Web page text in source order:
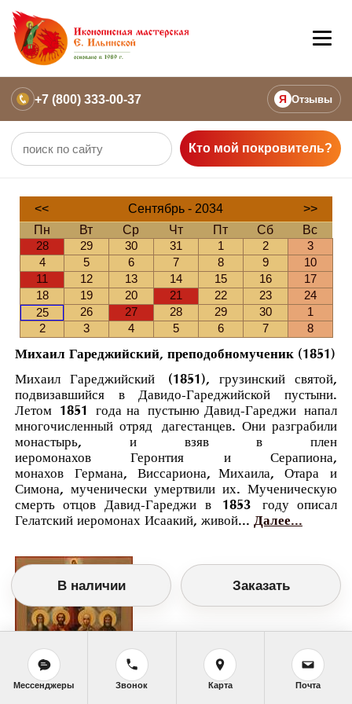
+7 (800) 333-00-37 Я Отзывы
Кто мой покровитель?
<< Сентябрь - 2034
>>
Пн
Вт Ср Чт Пт Сб
Вс
28
29 30 31 1 2
3
4
5 6 7 8 9
10
11
12 13 14 15 16
17
18
19 20 21 22 23
24
25
26 27 28 29 30
1
2
3 4 5 6 7 8
Михаил Гареджийский, преподобномученик (1851)
Михаил Гареджийский (1851), грузинский святой,
подвизавшийся в Давидо-Гареджийской пустыни.
Летом 1851 года на пустыню Давид-Гареджи напал
многочисленный отряд дагестанцев. Они разграбили
монастырь, и взяв в плен
иеромонахов Геронтия и Серапиона,
монахов Германа, Виссариона, Михаила, Отара и
Симона, мученически умертвили их. Мученическую
смерть отцов Давид-Гареджи в 1853 году описал
Гелатский иеромонах Исаакий, живой... Далее...
В наличии Заказать
Мессенджеры Звонок Карта Почта